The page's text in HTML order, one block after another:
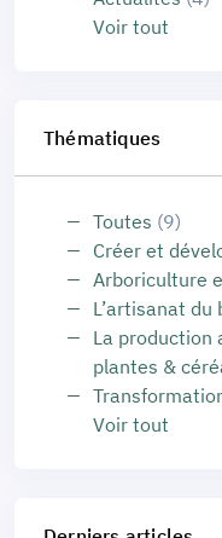
Voir tout
Thématiques
Toutes (9)
Créer et
Arboriculture
L’artisanat
La production
plantes &
Voir tout